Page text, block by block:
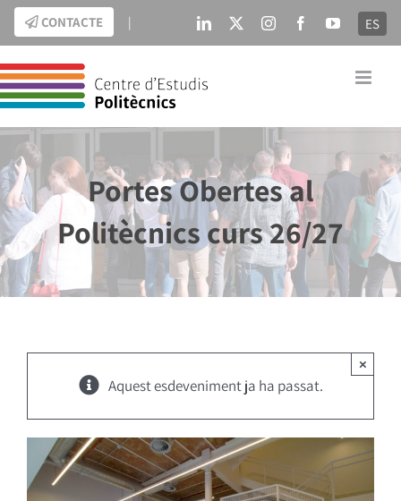
Skip
content
CONTACTE | LinkedIn InstagramFacebookYouTube
ES
Portes Obertes al
Politècnics curs 26/27
Aquest esdeveniment ja ha passat.
×